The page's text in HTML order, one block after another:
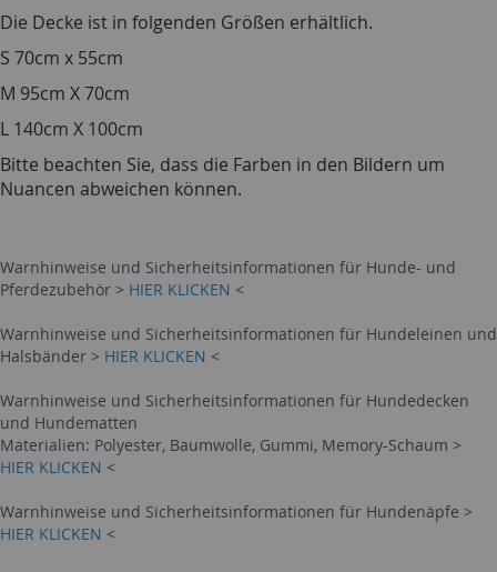
Die Decke ist in folgenden Größen erhältlich.
S 70cm x 55cm
M 95cm X 70cm
L 140cm X 100cm
Bitte beachten Sie, dass die Farben in den Bildern um
Nuancen abweichen können.
Warnhinweise und Sicherheitsinformationen für Hunde- und
Pferdezubehör > HIER KLICKEN <
Warnhinweise und Sicherheitsinformationen für Hundeleinen und
Halsbänder > HIER KLICKEN <
Warnhinweise und Sicherheitsinformationen für Hundedecken
und Hundematten
Materialien: Polyester, Baumwolle, Gummi, Memory-Schaum >
HIER KLICKEN <
Warnhinweise und Sicherheitsinformationen für Hundenäpfe >
HIER KLICKEN <